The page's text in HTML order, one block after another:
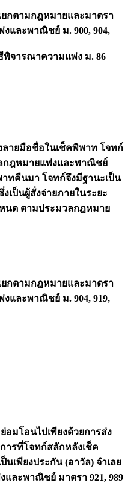
กตามกฎหมายและมาตรา
และพาณิชย์ ม. 900, 904,
จารณาความแพ่ง ม. 86
ายมือชื่อในเช็คพิพาท โจทก์
กฎหมายแพ่งและพาณิชย์
าทคืนมา โจทก์จึงมีฐานะเป็น
เป็นผู้สั่งจ่ายภายในระยะ
นด ตามประมวลกฎหมาย
กตามกฎหมายและมาตรา
และพาณิชย์ ม. 904, 919,
อมโอนไปเพียงด้วยการส่ง
ารที่โจทก์สลักหลังเช็ค
เพียงประกัน (อาวัล) จำเลย
ละพาณิชย์ มาตรา 921, 989